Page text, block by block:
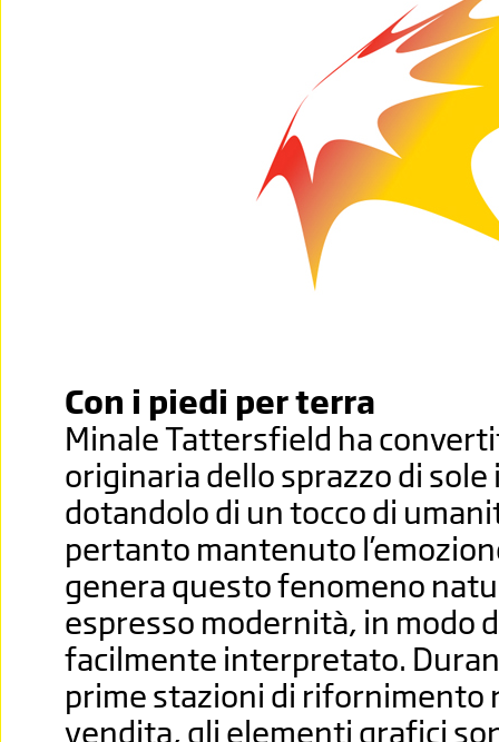
Con i piedi per terra
Minale Tattersfield ha
originaria dello sprazzo di
dotandolo di un tocco di
pertanto mantenuto
genera questo fenomeno
espresso modernità, in modo
facilmente interpretato.
prime stazioni di rifornimento
vendita, gli elementi grafici